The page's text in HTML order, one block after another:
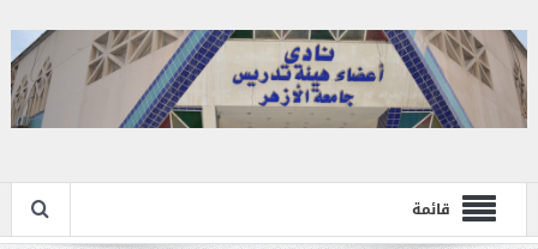
قائمة